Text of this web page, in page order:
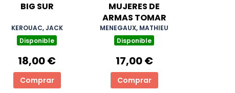
BIG SUR
KEROUAC, JACK
Disponible
18,00 €
Comprar
MUJERES DE
ARMAS TOMAR
MENEGAUX, MATHIEU
Disponible
17,00 €
Comprar